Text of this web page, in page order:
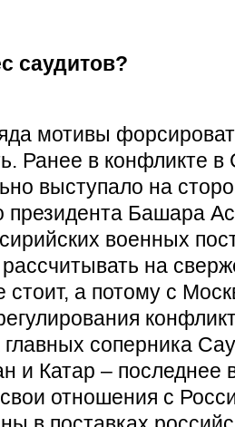
саудитов?
мотивы
Ранее в конфликте в
выступало на
президента Башара
военных
на
стоит, а потому с
соперника
и Катар – последнее
отношения с